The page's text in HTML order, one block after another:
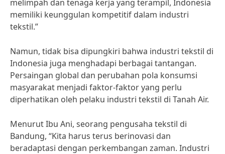
melimpah dan tenaga kerja yang terampil, Indonesia
memiliki keunggulan kompetitif dalam industri
tekstil.”
Namun, tidak bisa dipungkiri bahwa industri tekstil di
Indonesia juga menghadapi berbagai tantangan.
Persaingan global dan perubahan pola konsumsi
masyarakat menjadi faktor-faktor yang perlu
diperhatikan oleh pelaku industri tekstil di Tanah Air.
Menurut Ibu Ani, seorang pengusaha tekstil di
Bandung, “Kita harus terus berinovasi dan
beradaptasi dengan perkembangan zaman. Industri